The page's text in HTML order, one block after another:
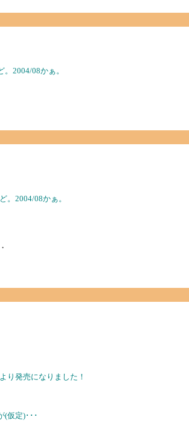
2004/08かぁ。
。2004/08かぁ。
り発売になりました！
(仮定)･･･